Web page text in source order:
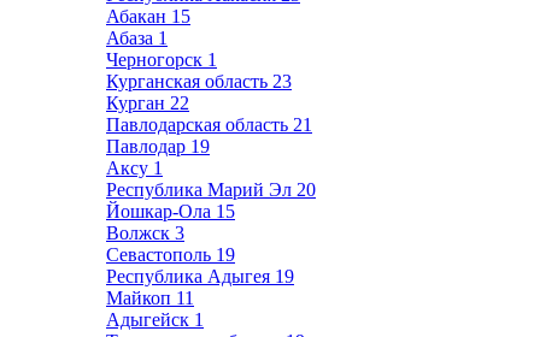
Абакан 15
Абаза 1
Черногорск 1
Курганская область 23
Курган 22
Павлодарская область 21
Павлодар 19
Аксу 1
Республика Марий Эл 20
Йошкар-Ола 15
Волжск 3
Севастополь 19
Республика Адыгея 19
Майкоп 11
Адыгейск 1